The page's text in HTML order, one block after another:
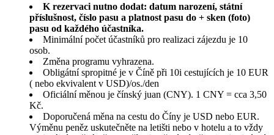
K rezervaci nutno dodat: datum narození, státní
příslušnost, číslo pasu a platnost pasu do + sken (foto)
pasu od každého účastníka.
Minimální počet účastníků pro realizaci zájezdu je 10
osob.
Změna programu vyhrazena.
Obligátní spropitné je v Číně při 10i cestujících je 10 EUR
( nebo ekvivalent v USD)/os./den
Oficiální měnou je čínský juan (CNY). 1 CNY = cca 3,50
Kč.
Doporučená měna na cestu do Číny je USD nebo EUR.
Výměnu peněz uskutečněte na letišti nebo v hotelu a to vždy